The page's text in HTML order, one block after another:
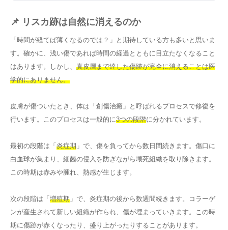
📌 リスカ跡は自然に消えるのか
「時間が経てば薄くなるのでは？」と期待している方も多いと思いま
す。確かに、浅い傷であれば時間の経過とともに目立たなくなること
はあります。しかし、 真皮層まで達した傷跡が完全に消えることは医
学的にありません。
皮膚が傷ついたとき、体は「創傷治癒」と呼ばれるプロセスで修復を
行います。このプロセスは一般的に3つの段階に分かれています。
最初の段階は「 炎症期 」で、傷を負ってから数日間続きます。傷口に
白血球が集まり、細菌の侵入を防ぎながら壊死組織を取り除きます。
この時期は赤みや腫れ、熱感が生じます。
次の段階は「 増殖期 」で、炎症期の後から数週間続きます。コラーゲ
ンが産生されて新しい組織が作られ、傷が埋まっていきます。この時
期に傷跡が赤くなったり、盛り上がったりすることがあります。